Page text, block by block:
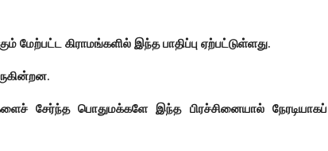
மேற்பட்ட கிராமங்களில் இந்த பாதிப்பு ஏற்பட்டுள்ளது.
சேர்ந்த பொதுமக்களே இந்த பிரச்சினையால் நேரடியாகப்